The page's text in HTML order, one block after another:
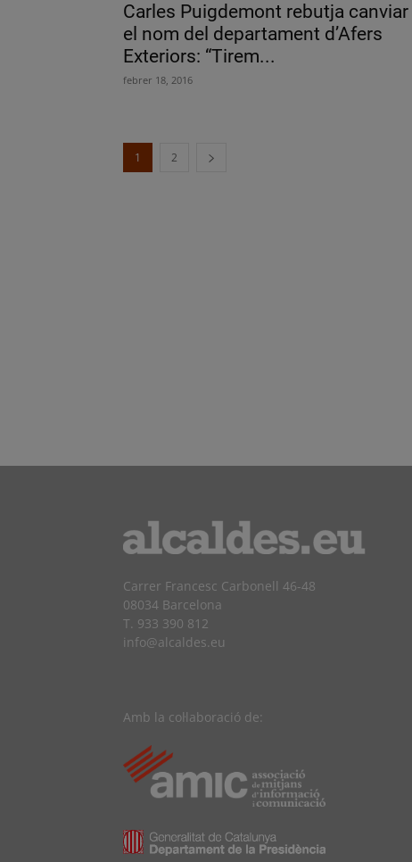
Carles Puigdemont rebutja canviar
el nom del departament d’Afers
Exteriors: “Tirem...
febrer 18, 2016
1 2
Carrer Francesc Carbonell 46-48
08034 Barcelona
T. 933 390 812
info@alcaldes.eu
Amb la col·laboració de: